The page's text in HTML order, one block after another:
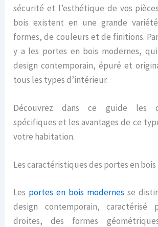
sécurité et l’esthétique de vos
bois existent en une grande
formes, de couleurs et de finitions.
y a les portes en bois modernes,
design contemporain, épuré et
tous les types d’intérieur.
Découvrez dans ce guide les
spécifiques et les avantages de ce
votre habitation.
Les caractéristiques des portes en
Les portes en bois modernes se
design contemporain, caractérisé
droites, des formes